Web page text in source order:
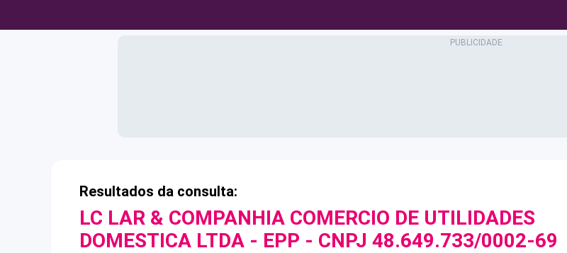
Resultados da consulta:
LC LAR & COMPANHIA COMERCIO DE UTILIDADES
DOMESTICA LTDA - EPP - CNPJ 48.649.733/0002-69